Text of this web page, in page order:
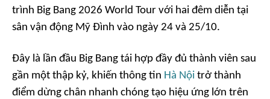
trình Big Bang 2026 World Tour với hai đêm diễn tại
sân vận động Mỹ Đình vào ngày 24 và 25/10.
Đây là lần đầu Big Bang tái hợp đầy đủ thành viên sau
gần một thập kỷ, khiến thông tin Hà Nội trở thành
điểm dừng chân nhanh chóng tạo hiệu ứng lớn trên